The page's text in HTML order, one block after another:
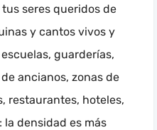
seres queridos de
y cantos vivos y
guarderías,
ancianos, zonas de
restaurantes, hoteles,
la densidad es más